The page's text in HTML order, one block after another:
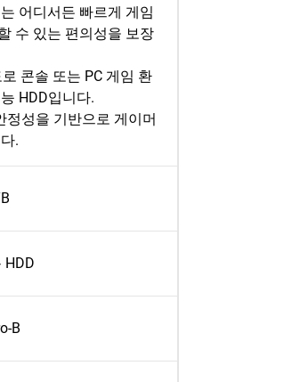
어디서든 빠르게 게임
수 있는 편의성을 보장
콘솔 또는 PC 게임 환
HDD입니다.
성을 기반으로 게이머
.
HDD
B